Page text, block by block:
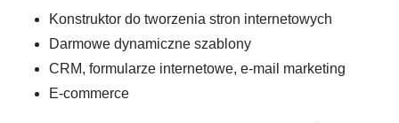
Konstruktor do tworzenia stron internetowych
Darmowe dynamiczne szablony
CRM, formularze internetowe, e-mail marketing
E-commerce